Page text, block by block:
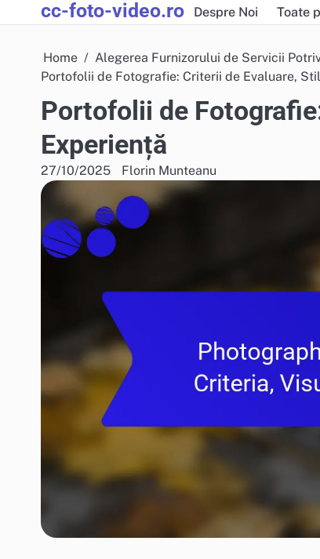
to
cc-foto-video.ro Despre Noi Toate
Home
Alegerea Furnizorului de Servicii
Portofolii de Fotografie: Criterii de Evaluare,
Portofolii de
Experiență
27/10/2025 Florin Munteanu